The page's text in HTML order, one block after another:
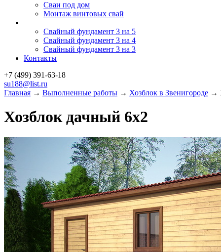
Сваи под дом
Монтаж винтовых свай
Свайный фундамент 3 на 5
Свайный фундамент 3 на 4
Свайный фундамент 3 на 3
Контакты
+7 (499) 391-63-18
su188@list.ru
Главная → Выполненные работы → Хозблок в Звенигороде →
Хозблок дачный 6х2